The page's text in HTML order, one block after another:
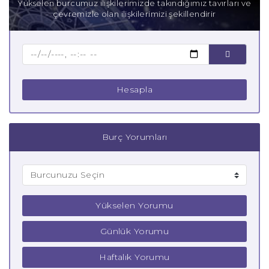
Baba Terazi Burcu
Yükselen burcumuz ilişkilerimizde takındığımız tavırları ve
çevremizle olan ilişkilerimizi şekillendirir
Hesapla
Burç Yorumları
Yükselen Yorumu
Günlük Yorumu
Haftalık Yorumu